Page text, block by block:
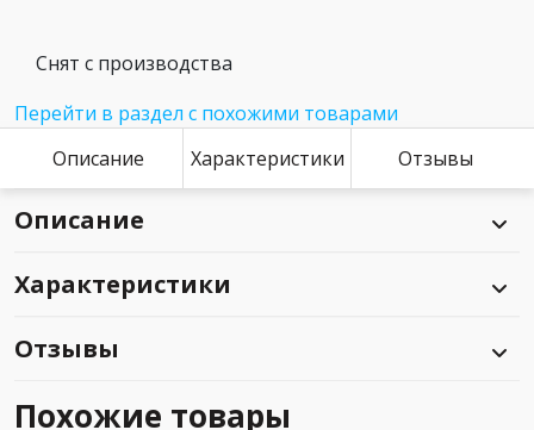
Снят с производства
Перейти в раздел с похожими товарами
Описание
Характеристики Отзывы
Описание
Характеристики
Отзывы
Похожие товары